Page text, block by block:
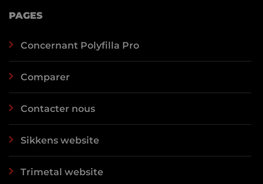
PAGES
Concernant Polyfilla Pro
Comparer
Contacter nous
Sikkens website
Trimetal website